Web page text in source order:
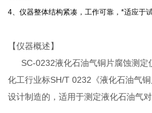
4、仪器整体结构紧凑，工作可靠，*适应于
【仪器概述】
SC-0232液化石油气铜片腐蚀测定
化工行业标SH/T 0232《液化石油气
设计制造的，适用于测定液化石油气对